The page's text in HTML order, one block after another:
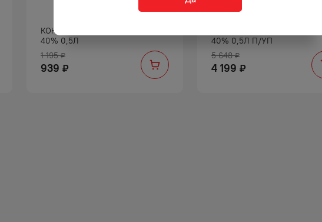
КОНЬЯК СТАРЕЙШИНА 5 ЛЕТ
40% 0,5Л
1 195 ₽
939 ₽
КОНЬЯК НОЙ КЛАССИК 15
40% 0,5Л П/УП
5 648 ₽
4 199 ₽